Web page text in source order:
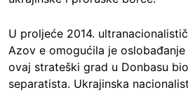
U proljeće 2014.
Azov e omogućila je
ovaj strateški grad u Donbasu
separatista. Ukrajinska